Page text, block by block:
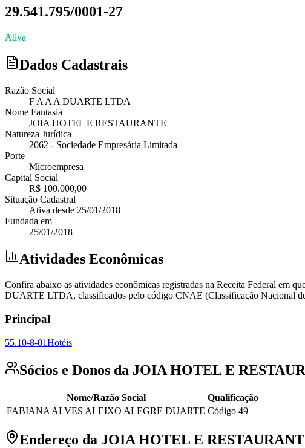
29.541.795/0001-27
Ativa
Dados Cadastrais
Razão Social
F A A A DUARTE LTDA
Nome Fantasia
JOIA HOTEL E RESTAURANTE
Natureza Jurídica
2062 - Sociedade Empresária Limitada
Porte
Microempresa
Capital Social
R$ 100.000,00
Situação Cadastral
Ativa desde 25/01/2018
Fundada em
25/01/2018
Atividades Econômicas
Confira abaixo as atividades econômicas registradas na Receita Federal em
DUARTE LTDA, classificados pelo código CNAE (Classificação Nacional
Principal
55.10-8-01Hotéis
Sócios e Donos da JOIA HOTEL E
Nome/Razão Social
Qualificação
FABIANA ALVES ALEIXO ALEGRE DUARTE Código 49
Endereço da JOIA HOTEL E